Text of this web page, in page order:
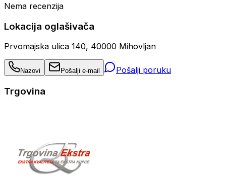
Nema recenzija
Lokacija oglašivača
Prvomajska ulica 140, 40000 Mihovljan
Nazovi Pošalji e-mail Pošalji poruku
Trgovina